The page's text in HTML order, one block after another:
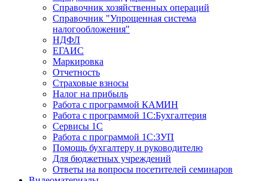
Справочник хозяйственных операций
Справочник "Упрощенная система
налогообложения"
НДФЛ
ЕГАИС
Маркировка
Отчетность
Страховые взносы
Налог на прибыль
Работа с программой КАМИН
Работа с программой 1С:Бухгалтерия
Сервисы 1С
Работа с программой 1С:ЗУП
Помощь бухгалтеру и руководителю
Для бюджетных учреждений
Ответы на вопросы посетителей семинаров